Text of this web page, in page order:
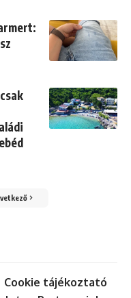
Cookie tájékoztató